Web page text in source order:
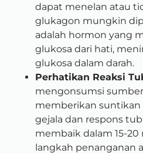
dapat menelan atau
glukagon mungkin
adalah hormon yang
glukosa dari hati,
glukosa dalam darah.
Perhatikan Reaksi
mengonsumsi
memberikan suntikan
gejala dan respons
membaik dalam 15-
langkah penanganan